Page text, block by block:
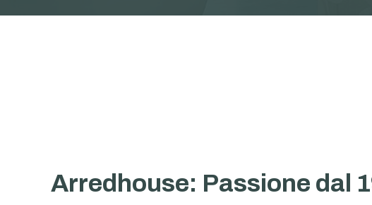
Arredhouse: Passione dal